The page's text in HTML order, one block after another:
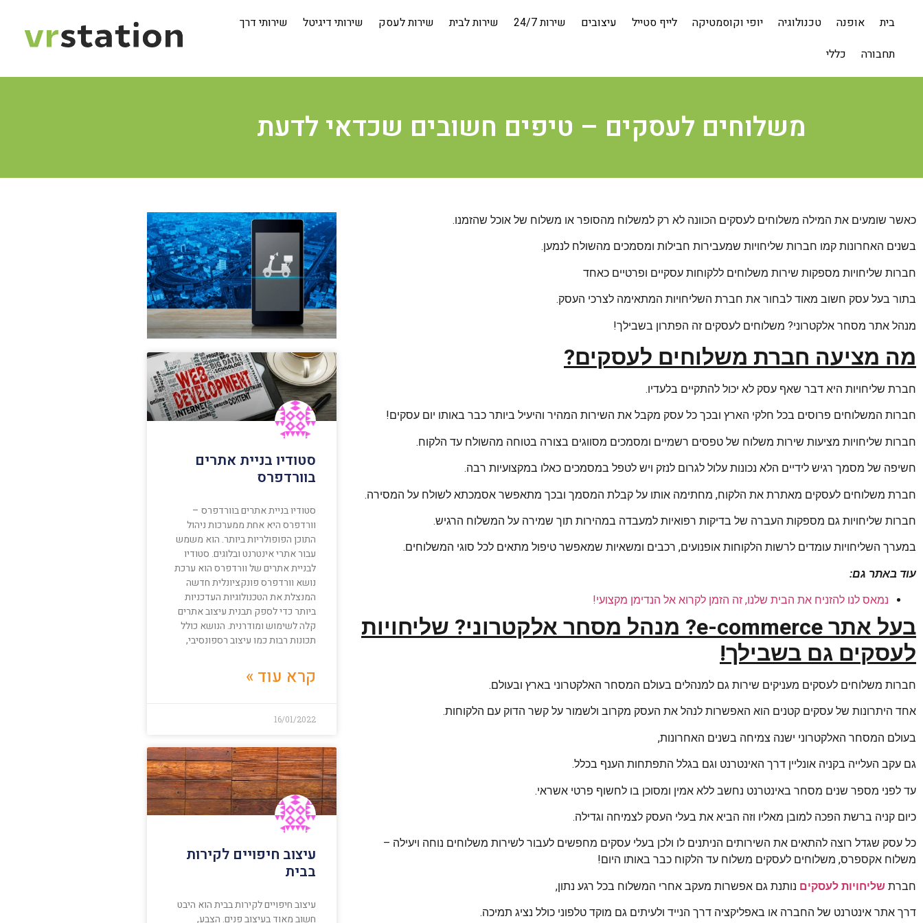
בית אופנה טכנולוגיה יופי וקוסמטיקה לייף סטייל עיצובים שירות 24/7 שירות לבית שירות לעסק שירותי דיגיטל
שירותי דרך
תחבורה
כללי
משלוחים לעסקים – טיפים חשובים שכדאי לדעת
כאשר שומעים את המילה משלוחים לעסקים הכוונה לא רק למשלוח מהסופר או משלוח של אוכל שהזמנו.
בשנים האחרונות קמו חברות שליחויות שמעבירות חבילות ומסמכים מהשולח לנמען.
חברות שליחויות מספקות שירות משלוחים ללקוחות עסקיים ופרטיים כאחד
בתור בעל עסק חשוב מאוד לבחור את חברת השליחויות המתאימה לצרכי העסק.
מנהל אתר מסחר אלקטרוני? משלוחים לעסקים זה הפתרון בשבילך!
מה מציעה חברת משלוחים לעסקים?
חברת שליחויות היא דבר שאף עסק לא יכול להתקיים בלעדיו.
חברות המשלוחים פרוסים בכל חלקי הארץ ובכך כל עסק מקבל את השירות המהיר והיעיל ביותר כבר באותו יום עסקים!
חברות שליחויות מציעות שירות משלוח של טפסים רשמיים ומסמכים מסווגים בצורה בטוחה מהשולח עד הלקוח.
חשיפה של מסמך רגיש לידיים הלא נכונות עלול לגרום לנזק ויש לטפל במסמכים כאלו במקצועיות רבה.
חברת משלוחים לעסקים מאתרת את הלקוח, מחתימה אותו על קבלת המסמך ובכך מתאפשר אסמכתא לשולח על המסירה.
חברות שליחויות גם מספקות העברה של בדיקות רפואיות למעבדה במהירות תוך שמירה על המשלוח הרגיש.
במערך השליחויות עומדים לרשות הלקוחות אופנועים, רכבים ומשאיות שמאפשר טיפול מתאים לכל סוגי המשלוחים.
עוד באתר גם:
נמאס לנו להזניח את הבית שלנו, זה הזמן לקרוא אל הנדימן מקצועי!
בעל אתר e-commerce? מנהל מסחר אלקטרוני? שליחויות
לעסקים גם בשבילך!
חברות משלוחים לעסקים מעניקים שירות גם למנהלים בעולם המסחר האלקטרוני בארץ ובעולם.
אחד היתרונות של עסקים קטנים הוא האפשרות לנהל את העסק מקרוב ולשמור על קשר הדוק עם הלקוחות.
בעולם המסחר האלקטרוני ישנה צמיחה בשנים האחרונות,
גם עקב העלייה בקניה אונליין דרך האינטרנט וגם בגלל התפתחות הענף בכלל.
עד לפני מספר שנים מסחר באינטרנט נחשב ללא אמין ומסוכן בו לחשוף פרטי אשראי.
כיום קניה ברשת הפכה למובן מאליו וזה הביא את בעלי העסק לצמיחה וגדילה.
כל עסק שגדל רוצה להתאים את השירותים הניתנים לו ולכן בעלי עסקים מחפשים לעבור לשירות משלוחים נוחה ויעילה –
משלוח אקספרס, משלוחים לעסקים משלוח עד הלקוח כבר באותו היום!
חברת שליחויות לעסקים נותנת גם אפשרות מעקב אחרי המשלוח בכל רגע נתון,
דרך אתר אינטרנט של החברה או באפליקציה דרך הנייד ולעיתים גם מוקד טלפוני כולל נציג תמיכה.
סטודיו בניית אתרים
בוורדפרס
סטודיו בניית אתרים בוורדפרס –
וורדפרס היא אחת ממערכות ניהול
התוכן הפופולריות ביותר. הוא משמש
עבור אתרי אינטרנט ובלוגים. סטודיו
לבניית אתרים של וורדפרס הוא ערכת
נושא וורדפרס פונקציונלית חדשה
המנצלת את הטכנולוגיות העדכניות
ביותר כדי לספק תבנית עיצוב אתרים
קלה לשימוש ומודרנית. הנושא כולל
תכונות רבות כמו עיצוב רספונסיבי,
קרא עוד »
16/01/2022
עיצוב חיפויים לקירות
בבית
עיצוב חיפויים לקירות בבית הוא היבט
חשוב מאוד בעיצוב פנים. הצבע,